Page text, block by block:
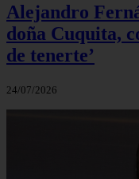
Alejandro
doña Cuquita,
de tenerte’
24/07/2026